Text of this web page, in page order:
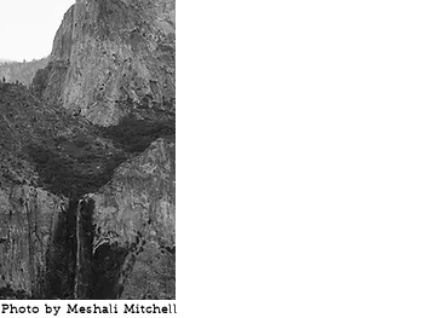
Photo by Meshali Mitchell